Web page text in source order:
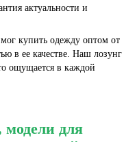
актуальности и
купить одежду оптом от
в ее качестве. Наш лозунг
ощущается в каждой
для